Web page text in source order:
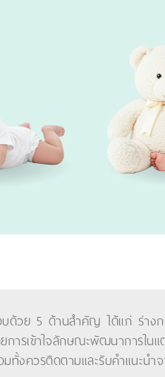
ด้วย 5 ด้านสำคัญ ได้แก่ ร่าง
ารเข้าใจลักษณะพัฒนาการใน
ทั้งควรติดตามและรับคำแนะน